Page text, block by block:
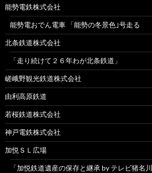
能勢電鉄株式会社
能勢電おでん電車 「能勢の冬景色｣号走る
北条鉄道株式会社
「走り続けて２６年わが北条鉄道」
嵯峨野観光鉄道株式会社
由利高原鉄道
若桜鉄道株式会社
神戸電鉄株式会社
加悦ＳＬ広場
「加悦鉄道遺産の保存と継承 by テレビ猪名川